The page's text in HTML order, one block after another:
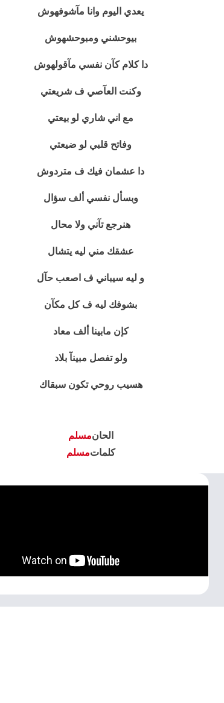
يعدي اليوم وانا مآشوفهوش
بيوحشني ومبوحشهوش
دا كلام كآن نفسي مآقولهوش
وكنت العآصي ف شريعتي
مع اني شاري لو بيعتي
وفاتح قلبي لو ضيعتي
دا عشمان فيك ف متردوش
وبسأل نفسي ألف سؤال
هنرجع تآني ولا محال
عشقك مني ليه يتشال
و ليه سيباني ف اصعب حآل
بشوفك ليه ف كل مكآن
كإن مابينا ألف معاد
ولو تفصل مبينآ بلاد
هسيب روحي تكون سبقاك
الحانمسلم
كلماتمسلم